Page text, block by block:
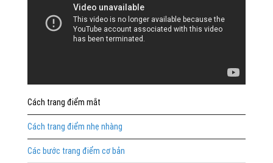
Cách trang điểm mắt
Cách trang điểm nhẹ nhàng
Các bước trang điểm cơ bản